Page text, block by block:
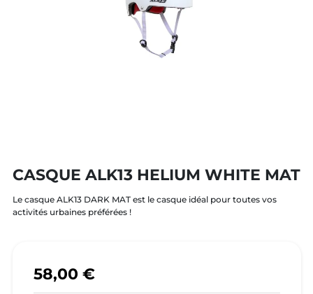
CASQUE ALK13 HELIUM WHITE MAT
Le casque ALK13 DARK MAT est le casque idéal pour toutes vos
activités urbaines préférées !
58,00 €